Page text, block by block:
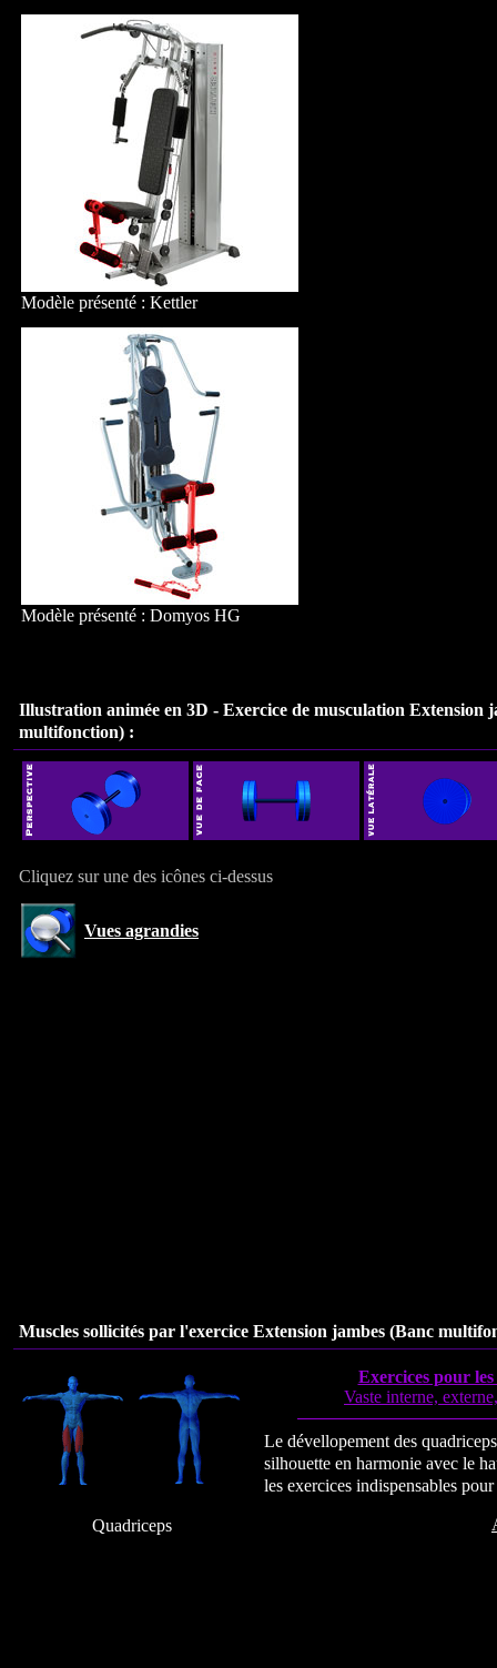
Modèle présenté : Kettler
Modèle présenté : Domyos HG
Illustration animée en 3D - Exercice de musculation Extension
multifonction) :
Cliquez sur une des icônes ci-dessus
Vues agrandies
Muscles sollicités par l'exercice Extension jambes (Banc
Exercices pour
Vaste interne,
Le dévellopement des
silhouette en harmonie avec le
les exercices indispensables
Quadriceps